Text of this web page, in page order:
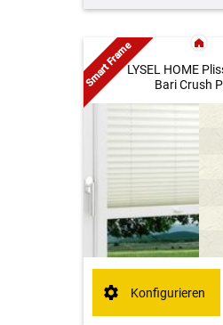
LYSEL HOME
Bari Crush
Konfigurieren
Smart Frame